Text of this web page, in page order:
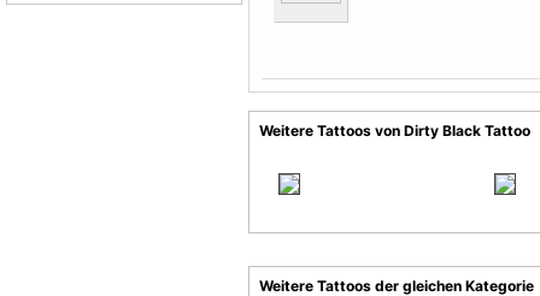
Weitere Tattoos von Dirty Black Tattoo
Weitere Tattoos der gleichen Kategorie